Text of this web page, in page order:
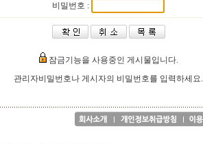
비밀번호 :
잠금기능을 사용중인 게시물입니다.
관리자비밀번호나 게시자의 비밀번호를 입력하세요.